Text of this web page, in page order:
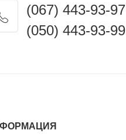
(067) 443-93-97
(050) 443-93-99